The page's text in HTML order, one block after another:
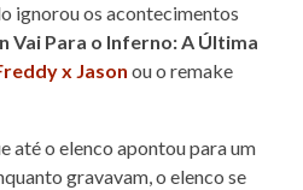
ignorou os acontecimentos
Vai Para o Inferno: A Última
x Jason ou o remake
até o elenco apontou para um
gravavam, o elenco se